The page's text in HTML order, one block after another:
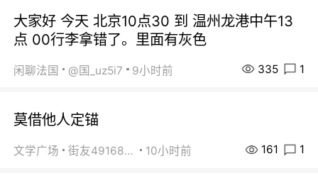
大家好 今天 北京10点30 到 温州龙港中午13
点 00行李拿错了。里面有灰色
闲聊法国 @国_uz5i7 9小时前 335 1
莫借他人定锚
文学广场 街友49168527 10小时前 161 1